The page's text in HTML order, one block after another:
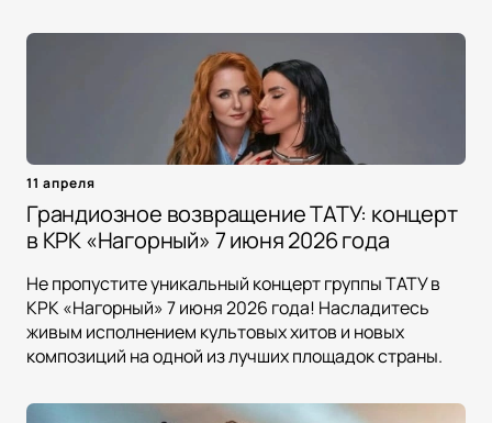
11 апреля
Грандиозное возвращение ТАТУ: концерт
в КРК «Нагорный» 7 июня 2026 года
Не пропустите уникальный концерт группы ТАТУ в
КРК «Нагорный» 7 июня 2026 года! Насладитесь
живым исполнением культовых хитов и новых
композиций на одной из лучших площадок страны.